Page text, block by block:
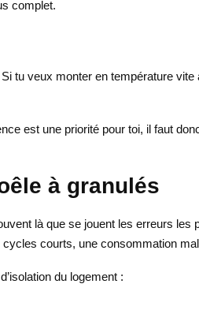
complet.
tu veux monter en température vite
est une priorité pour toi, il faut
à granulés
là que se jouent les erreurs
courts, une consommation
du logement :